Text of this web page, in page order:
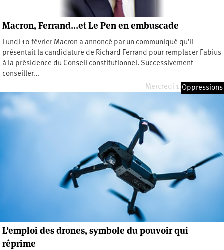
Macron, Ferrand…et Le Pen en embuscade
Lundi 10 février Macron a annoncé par un communiqué qu’il
présentait la candidature de Richard Ferrand pour remplacer Fabius
à la présidence du Conseil constitutionnel. Successivement
conseiller…
Mercredi 12 février 2025
Oppressions
L’emploi des drones, symbole du pouvoir qui
réprime